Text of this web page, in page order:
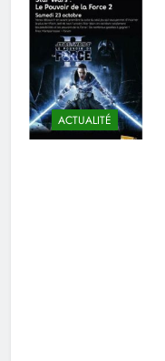
ACTUALITÉ